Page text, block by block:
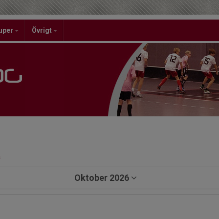
Övrigt
Oktober 2026